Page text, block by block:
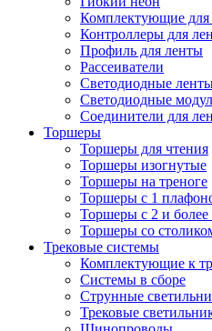
Комплектующие для
Контроллеры для
Профиль для ленты
Рассеиватели
Светодиодные
Светодиодные
Соединители для
Торшеры
Торшеры для чтения
Торшеры изогнутые
Торшеры на треноге
Торшеры с 1
Торшеры с 2 и
Торшеры со
Трековые системы
Комплектующие к
Системы в сборе
Струнные
Трековые